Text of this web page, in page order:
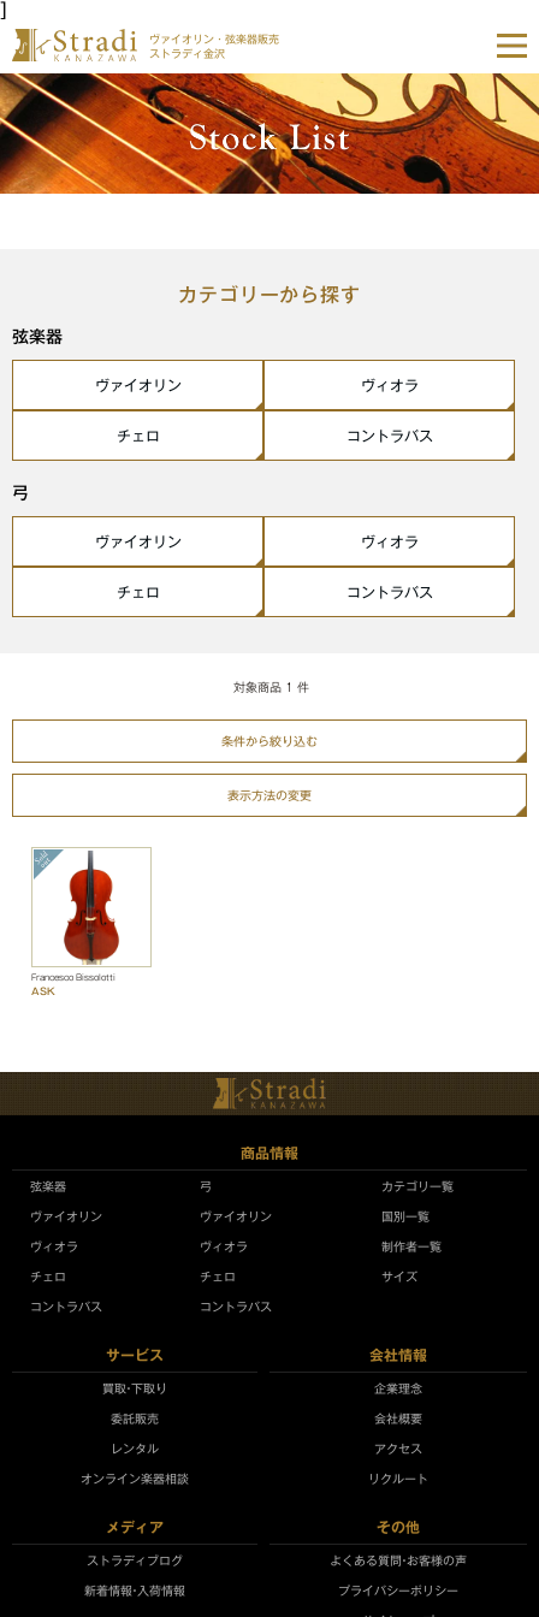
]
ヴァイオリン・弦楽器販売
ストラディ金沢
カテゴリーから探す
弦楽器
ヴァイオリン ヴィオラ
チェロ コントラバス
弓
ヴァイオリン ヴィオラ
チェロ コントラバス
対象商品 1 件
条件から絞り込む
表示方法の変更
Francesco Bissolotti
ASK
商品情報
弦楽器
ヴァイオリン
ヴィオラ
チェロ
コントラバス
弓
ヴァイオリン
ヴィオラ
チェロ
コントラバス
カテゴリ一覧
国別一覧
制作者一覧
サイズ
サービス
買取•下取り
委託販売
レンタル
オンライン楽器相談
会社情報
企業理念
会社概要
アクセス
リクルート
メディア
ストラディブログ
新着情報•入荷情報
その他
よくある質問•お客様の声
プライバシーポリシー